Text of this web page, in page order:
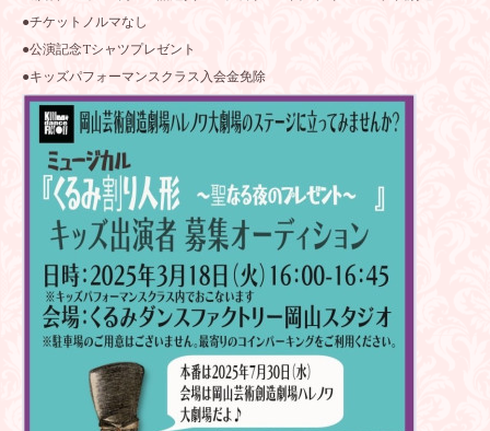
●チケットノルマなし
●公演記念Tシャツプレゼント
●キッズパフォーマンスクラス入会金免除